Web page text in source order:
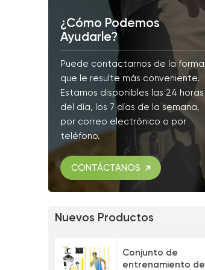
¿Cómo Podemos
Ayudarle?
Puede contactarnos de la forma
que le resulte más conveniente.
Estamos disponibles las 24 horas
del día, los 7 días de la semana,
por correo electrónico o por
teléfono.
CONTÁCTANOS
Nuevos Productos
Conjunto de
entrenamiento de